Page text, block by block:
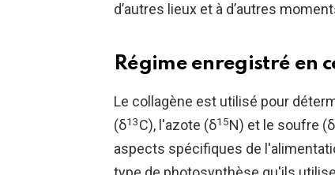
d’autres lieux et à d’autres
Régime enregistré en
Le collagène est utilisé pour
(δ13C), l'azote (δ15N) et le soufre (δ
aspects spécifiques de